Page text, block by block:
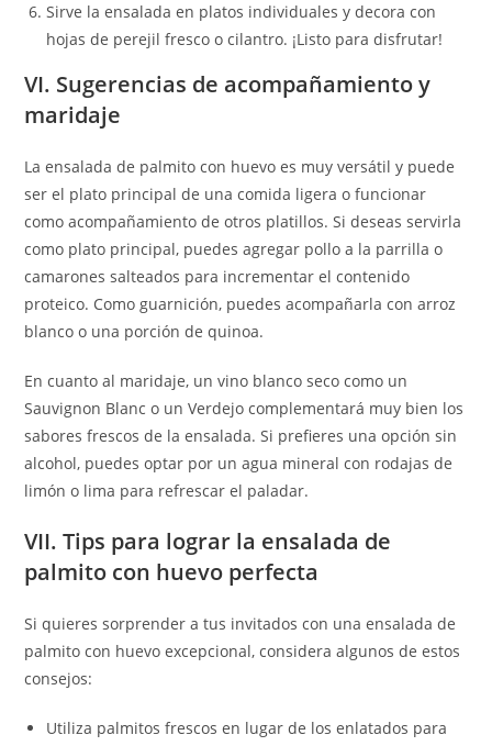
Sirve la ensalada en platos individuales y decora con
hojas de perejil fresco o cilantro. ¡Listo para disfrutar!
VI. Sugerencias de acompañamiento y
maridaje
La ensalada de palmito con huevo es muy versátil y puede
ser el plato principal de una comida ligera o funcionar
como acompañamiento de otros platillos. Si deseas servirla
como plato principal, puedes agregar pollo a la parrilla o
camarones salteados para incrementar el contenido
proteico. Como guarnición, puedes acompañarla con arroz
blanco o una porción de quinoa.
En cuanto al maridaje, un vino blanco seco como un
Sauvignon Blanc o un Verdejo complementará muy bien los
sabores frescos de la ensalada. Si prefieres una opción sin
alcohol, puedes optar por un agua mineral con rodajas de
limón o lima para refrescar el paladar.
VII. Tips para lograr la ensalada de
palmito con huevo perfecta
Si quieres sorprender a tus invitados con una ensalada de
palmito con huevo excepcional, considera algunos de estos
consejos:
Utiliza palmitos frescos en lugar de los enlatados para